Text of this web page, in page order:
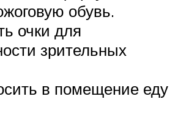
обувь.
очки для
зрительных
в помещение еду